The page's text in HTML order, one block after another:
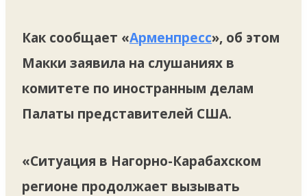
Как сообщает «Арменпресс», об этом
Макки заявила на слушаниях в
комитете по иностранным делам
Палаты представителей США.
«Ситуация в Нагорно-Карабахском
регионе продолжает вызывать